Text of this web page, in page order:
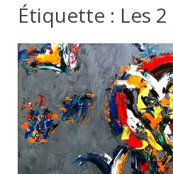
Étiquette : Les